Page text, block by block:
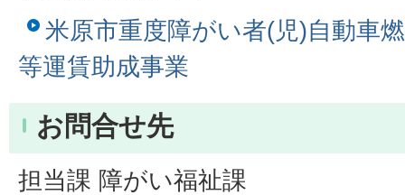
米原市重度障がい者(児)自動車
等運賃助成事業
お問合せ先
担当課 障がい福祉課